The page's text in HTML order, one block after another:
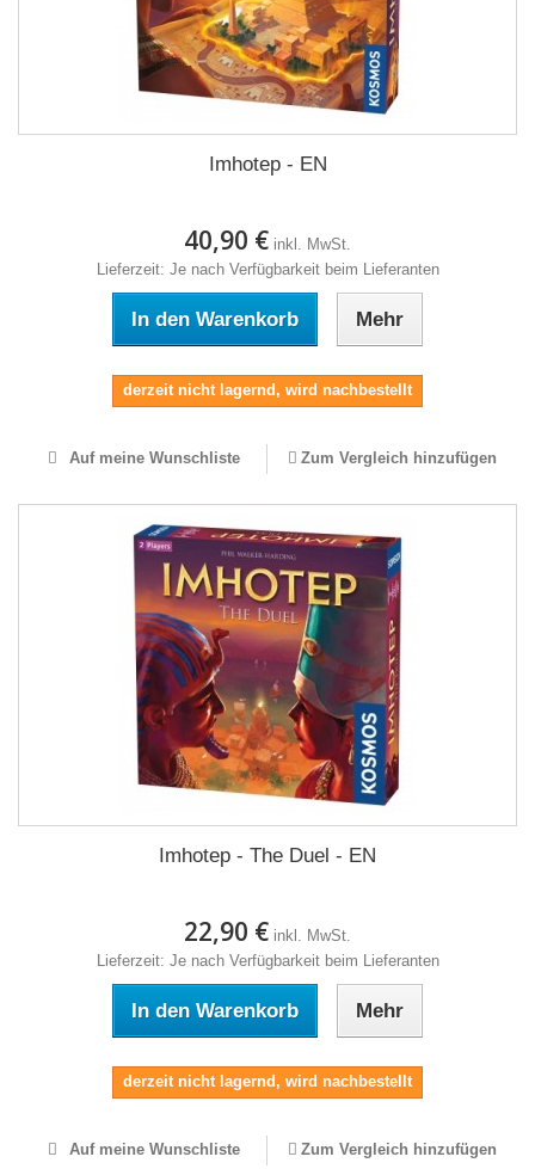
Imhotep - EN
40,90 € inkl. MwSt.
Lieferzeit: Je nach Verfügbarkeit beim Lieferanten
In den Warenkorb Mehr
derzeit nicht lagernd, wird nachbestellt
Auf meine Wunschliste Zum Vergleich hinzufügen
Imhotep - The Duel - EN
22,90 € inkl. MwSt.
Lieferzeit: Je nach Verfügbarkeit beim Lieferanten
In den Warenkorb Mehr
derzeit nicht lagernd, wird nachbestellt
Auf meine Wunschliste Zum Vergleich hinzufügen